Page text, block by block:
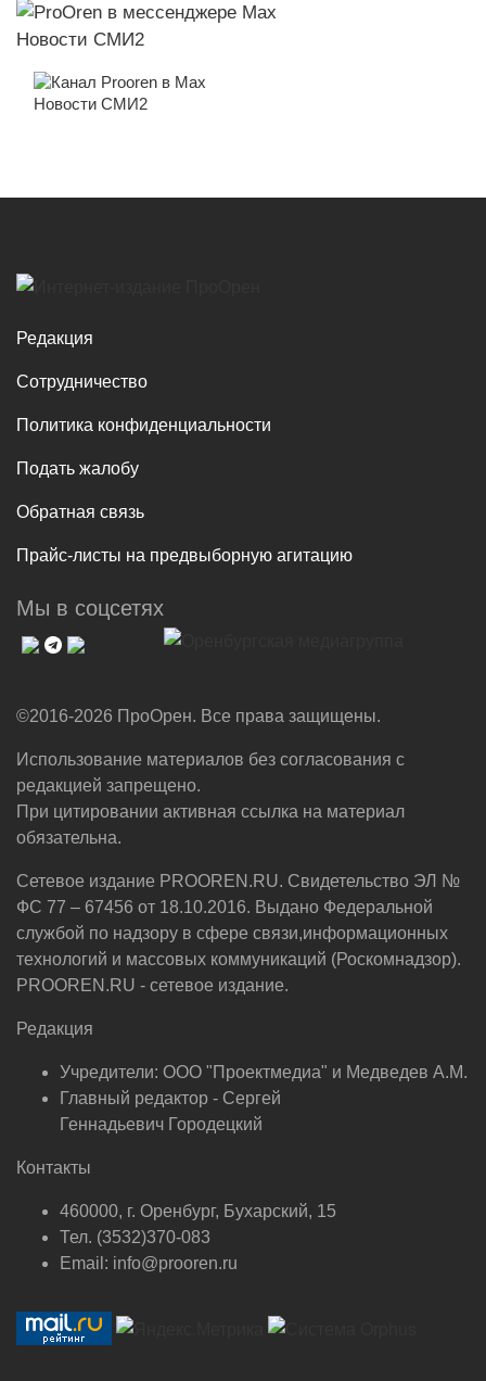
Новости СМИ2
Новости СМИ2
Редакция
Сотрудничество
Политика конфиденциальности
Подать жалобу
Обратная связь
Прайс-листы на предвыборную агитацию
Мы в соцсетях
©2016-2026 ПроОрен. Все права защищены.
Использование материалов без согласования с
редакцией запрещено.
При цитировании активная ссылка на материал
обязательна.
Сетевое издание PROOREN.RU. Свидетельство ЭЛ №
ФС 77 – 67456 от 18.10.2016. Выдано Федеральной
службой по надзору в сфере связи,информационных
технологий и массовых коммуникаций (Роскомнадзор).
PROOREN.RU - сетевое издание.
Редакция
Учредители: ООО "Проектмедиа" и Медведев А.М.
Главный редактор - Сергей
Геннадьевич Городецкий
Контакты
460000, г. Оренбург, Бухарский, 15
Тел. (3532)370-083
Email: info@prooren.ru